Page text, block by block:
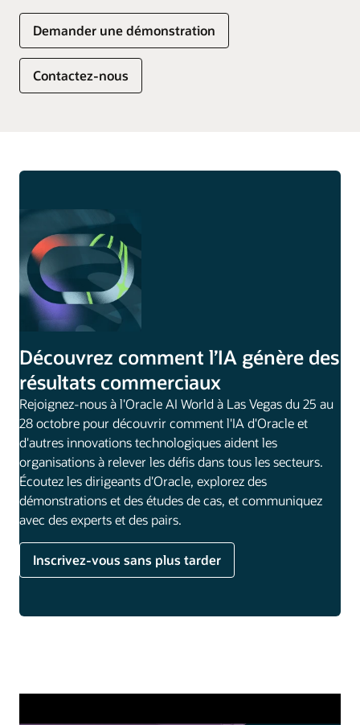
Demander une démonstration
Contactez-nous
Découvrez comment l’IA génère des
résultats commerciaux
Rejoignez-nous à l'Oracle AI World à Las Vegas du 25 au
28 octobre pour découvrir comment l'IA d'Oracle et
d'autres innovations technologiques aident les
organisations à relever les défis dans tous les secteurs.
Écoutez les dirigeants d'Oracle, explorez des
démonstrations et des études de cas, et communiquez
avec des experts et des pairs.
Inscrivez-vous sans plus tarder